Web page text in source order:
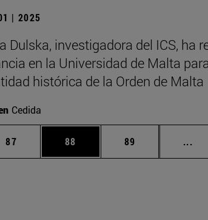
| 2025
Dulska, investigadora del ICS, ha
en la Universidad de Malta
histórica de la Orden de Malta
Cedida
Use TAB para desplazarse.
Página
87 Página
88 Página
89 ...